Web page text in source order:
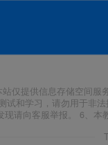
仅提供信息存储空间
试和学习，请勿用于非
请向客服举报。 6、